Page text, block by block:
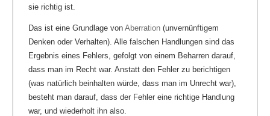
sie richtig ist.
Das ist eine Grundlage von Aberration (unvernünftigem
Denken oder Verhalten). Alle falschen Handlungen sind das
Ergebnis eines Fehlers, gefolgt von einem Beharren darauf,
dass man im Recht war. Anstatt den Fehler zu berichtigen
(was natürlich beinhalten würde, dass man im Unrecht war),
besteht man darauf, dass der Fehler eine richtige Handlung
war, und wiederholt ihn also.